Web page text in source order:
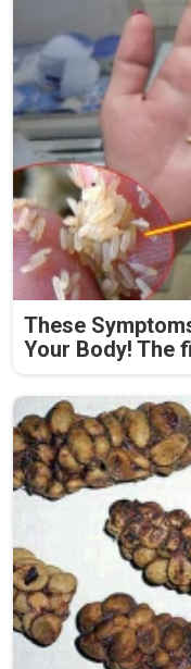
These
Your Body! The